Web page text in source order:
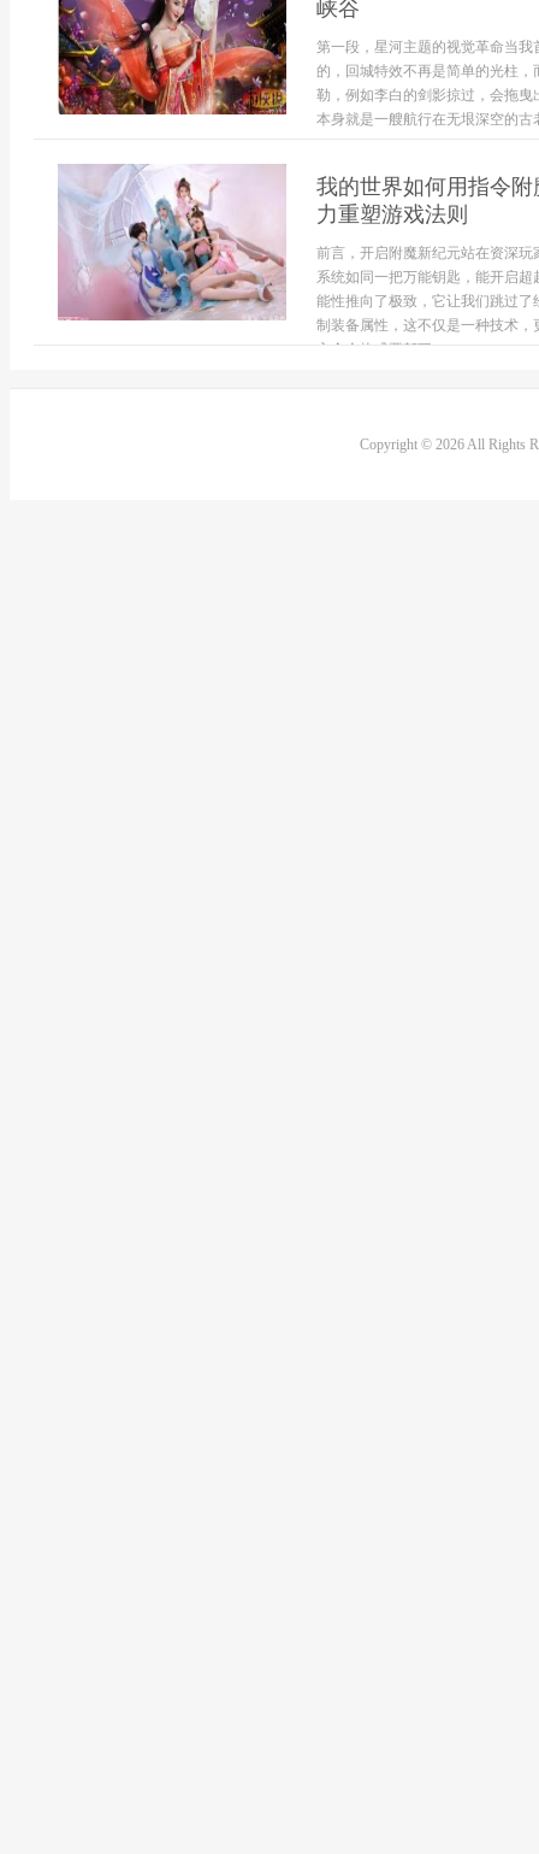
峡谷
第一段，星河主题的视觉革命当
的，回城特效不再是简单的光柱
勒，例如李白的剑影掠过，会拖
本身就是一艘航行在无垠深空的古
我的世界如何用指令
力重塑游戏法则
前言，开启附魔新纪元站在资深
系统如同一把万能钥匙，能开启
能性推向了极致，它让我们跳过
制装备属性，这不仅是一种技术
心命令格式要驾驭...
Copyright © 2026 All Rights